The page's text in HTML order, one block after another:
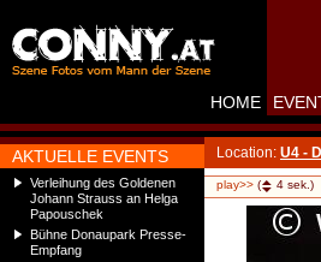
AKTUELLE EVENTS
Verleihung des Goldenen
Johann Strauss an Helga
Papouschek
Bühne Donaupark Presse-
Empfang
HOME
Location: U4 -
play>> ( 4 sek.)